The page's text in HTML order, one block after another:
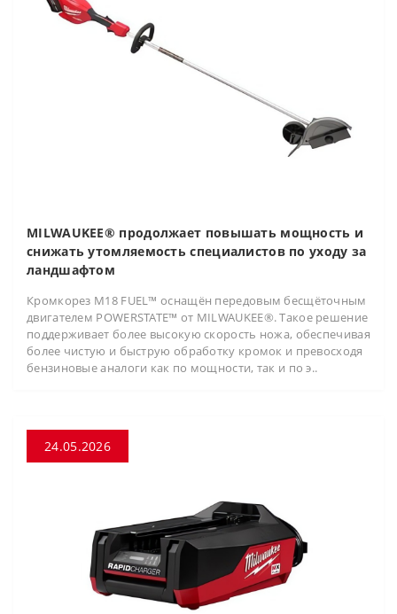
MILWAUKEE® продолжает повышать мощность и
снижать утомляемость специалистов по уходу за
ландшафтом
Кромкорез M18 FUEL™ оснащён передовым бесщёточным
двигателем POWERSTATE™ от MILWAUKEE®. Такое решение
поддерживает более высокую скорость ножа, обеспечивая
более чистую и быструю обработку кромок и превосходя
бензиновые аналоги как по мощности, так и по э..
24.05.2026